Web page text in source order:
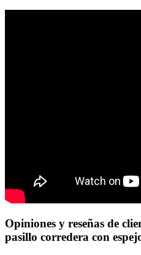
Opiniones y reseñas de
pasillo corredera con